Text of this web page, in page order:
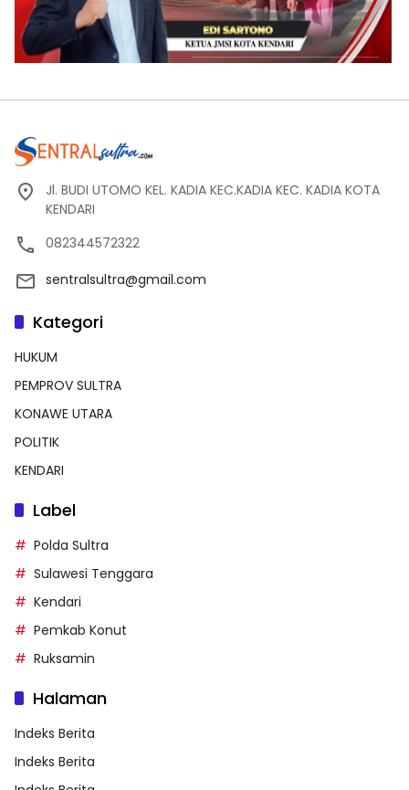
Jl. BUDI UTOMO KEL. KADIA KEC.KADIA KEC. KADIA KOTA
KENDARI
082344572322
sentralsultra@gmail.com
Kategori
HUKUM
PEMPROV SULTRA
KONAWE UTARA
POLITIK
KENDARI
Label
Polda Sultra
Sulawesi Tenggara
Kendari
Pemkab Konut
Ruksamin
Halaman
Indeks Berita
Indeks Berita